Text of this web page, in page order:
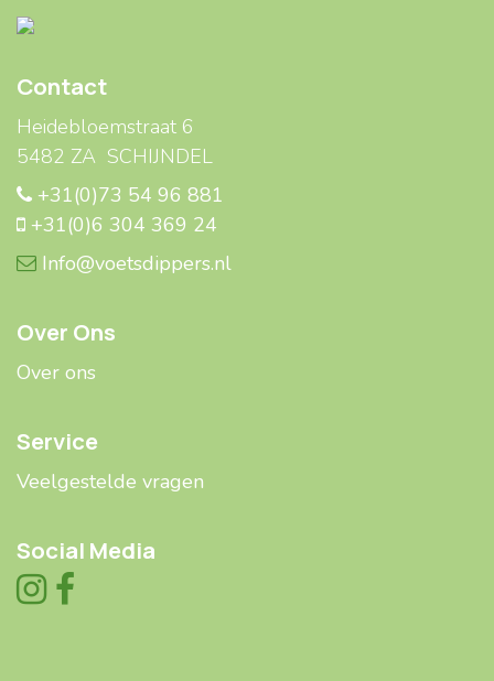
Contact
Heidebloemstraat 6
5482 ZA SCHIJNDEL
+31(0)73 54 96 881
+31(0)6 304 369 24
Info@voetsdippers.nl
Over Ons
Over ons
Service
Veelgestelde ​​vragen
Social Media